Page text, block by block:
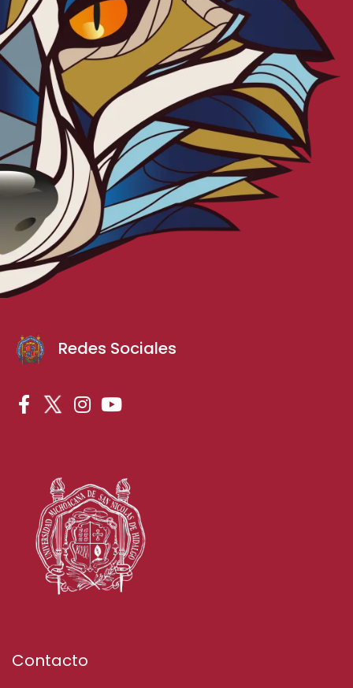
Redes Sociales
Contacto